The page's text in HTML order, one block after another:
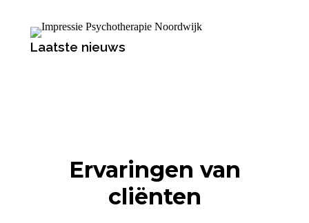
Laatste nieuws
Ervaringen van
cliënten